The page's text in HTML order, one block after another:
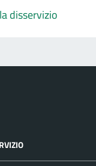
disservizio